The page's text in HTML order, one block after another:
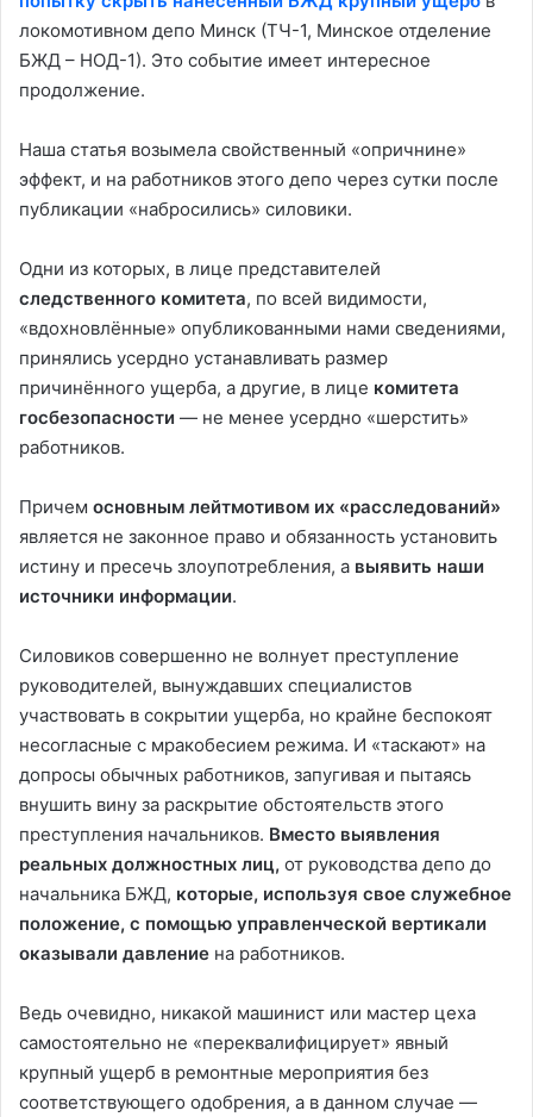
локомотивном депо Минск (ТЧ-1, Минское отделение
БЖД – НОД-1). Это событие имеет интересное
продолжение.
Наша статья возымела свойственный «опричнине»
эффект, и на работников этого депо через сутки после
публикации «набросились» силовики.
Одни из которых, в лице представителей
следственного комитета, по всей видимости,
«вдохновлённые» опубликованными нами сведениями,
принялись усердно устанавливать размер
причинённого ущерба, а другие, в лице комитета
госбезопасности — не менее усердно «шерстить»
работников.
Причем основным лейтмотивом их «расследований»
является не законное право и обязанность установить
истину и пресечь злоупотребления, а выявить наши
источники информации.
Силовиков совершенно не волнует преступление
руководителей, вынуждавших специалистов
участвовать в сокрытии ущерба, но крайне беспокоят
несогласные с мракобесием режима. И «таскают» на
допросы обычных работников, запугивая и пытаясь
внушить вину за раскрытие обстоятельств этого
преступления начальников. Вместо выявления
реальных должностных лиц, от руководства депо до
начальника БЖД, которые, используя свое служебное
положение, с помощью управленческой вертикали
оказывали давление на работников.
Ведь очевидно, никакой машинист или мастер цеха
самостоятельно не «переквалифицирует» явный
крупный ущерб в ремонтные мероприятия без
соответствующего одобрения, а в данном случае —